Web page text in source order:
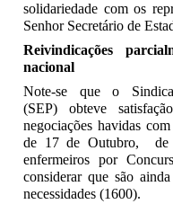
solidariedade com os
Senhor Secretário de
Reivindicações
nacional
Note-se que o
(SEP) obteve
negociações havidas
de 17 de Outubro, de
enfermeiros por
considerar que são
necessidades (1600).